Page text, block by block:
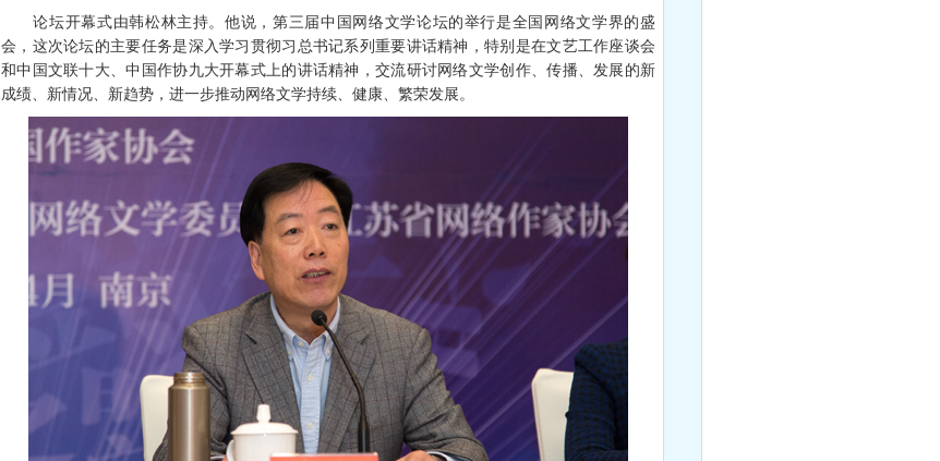
论坛开幕式由韩松林主持。他说，第三届中国网络文学论坛的举行是全国网络文学界的盛
会，这次论坛的主要任务是深入学习贯彻习总书记系列重要讲话精神，特别是在文艺工作座谈会
和中国文联十大、中国作协九大开幕式上的讲话精神，交流研讨网络文学创作、传播、发展的新
成绩、新情况、新趋势，进一步推动网络文学持续、健康、繁荣发展。